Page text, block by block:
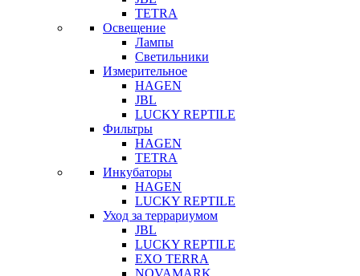
TETRA
Освещение
Лампы
Светильники
Измерительное
HAGEN
JBL
LUCKY REPTILE
Фильтры
HAGEN
TETRA
Инкубаторы
HAGEN
LUCKY REPTILE
Уход за террариумом
JBL
LUCKY REPTILE
EXO TERRA
NOVAMARK